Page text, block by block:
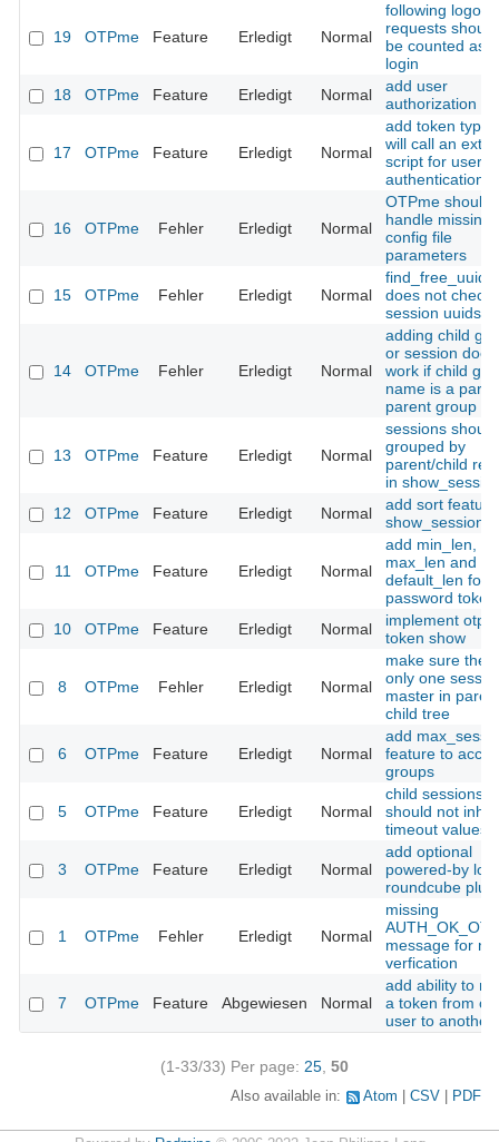
19 OTPme Feature Erledigt Normal
following logout
requests
be counted as
login
18
OTPme Feature Erledigt Normal
add user
authorization
17 OTPme Feature Erledigt Normal
add token type
will call an
script for user
authentication
16 OTPme Fehler Erledigt Normal
OTPme should
handle missing
config file
parameters
15 OTPme Fehler Erledigt Normal
find_free_uuid()
does not check
session uuids
14 OTPme Fehler Erledigt Normal
adding child
or session
work if child
name is a part
parent group
13 OTPme Feature Erledigt Normal
sessions
grouped by
parent/child
in
12
OTPme Feature Erledigt Normal
add sort
11 OTPme Feature Erledigt Normal
add min_len,
max_len and
default_len for
password
10
OTPme Feature Erledigt Normal
implement
token show
8 OTPme Fehler Erledigt Normal
make sure
only one
master in
child tree
6 OTPme Feature Erledigt Normal
add
feature to
groups
5 OTPme Feature Erledigt Normal
child sessions
should not
timeout values
3 OTPme Feature Erledigt Normal
add optional
powered-by
roundcube
1 OTPme Fehler Erledigt Normal
missing
AUTH_OK_OTP
message for
verfication
7 OTPme Feature Abgewiesen Normal
add ability to
a token from
user to another
(1-33/33) Per page: 25, 50
Also available in: Atom CSV PDF